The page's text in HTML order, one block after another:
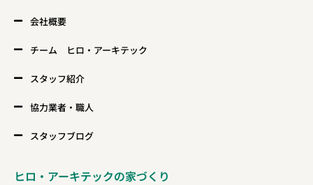
会社概要
チーム ヒロ・アーキテック
スタッフ紹介
協力業者・職人
スタッフブログ
ヒロ・アーキテックの家づくり